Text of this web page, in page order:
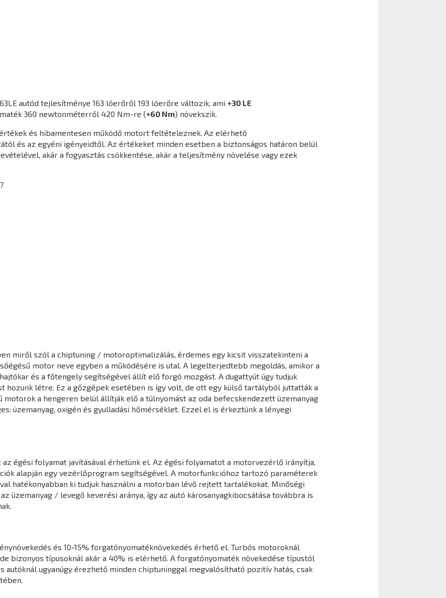
autód tejlesítménye 163 lóerőről 193 lóerőre változik, ami +30 LE
360 newtonméterről 420 Nm-re (+60 Nm) növekszik.
és hibamentesen működő motort feltételeznek. Az elérhető
és az egyéni igényeidtől. Az értékeket minden esetben a biztonságos határon belül
akár a fogyasztás csökkentése, akár a teljesítmény növelése vagy ezek
miről szól a chiptuning / motoroptimalizálás, érdemes egy kicsit visszatekinteni a
motor neve egyben a működésére is utal. A legelterjedtebb megoldás, amikor a
és a főtengely segítségével állít elő forgó mozgást. A dugattyút úgy tudjuk
hozunk létre. Ez a gőzgépek esetében is így volt, de ott egy külső tartályból juttatták a
motorok a hengeren belül állítják elő a túlnyomást az oda befecskendezett üzemanyag
üzemanyag, oxigén és gyulladási hőmérséklet. Ezzel el is érkeztünk a lényegi
égési folyamat javításával érhetünk el. Az égési folyamatot a motorvezérlő irányítja,
alapján egy vezérlőprogram segítségével. A motorfunkcióhoz tartozó paraméterek
hatékonyabban ki tudjuk használni a motorban lévő rejtett tartalékokat. Minőségi
üzemanyag / levegő keverési aránya, így az autó károsanyagkibocsátása továbbra is
és 10-15% forgatónyomatéknövekedés érhető el. Turbós motoroknál
bizonyos típusoknál akár a 40% is elérhető. A forgatónyomaték növekedése típustól
autóknál ugyanúgy érezhető minden chiptuninggal megvalósítható pozitív hatás, csak